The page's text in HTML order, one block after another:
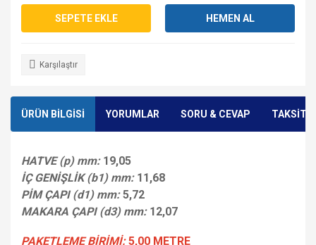
SEPETE EKLE HEMEN AL
Karşılaştır
ÜRÜN BİLGİSİ YORUMLAR SORU & CEVAP TAKSİT
HATVE (p) mm:19,05
İÇ GENİŞLİK (b1) mm:11,68
PİM ÇAPI (d1) mm:5,72
MAKARA ÇAPI (d3) mm:12,07
PAKETLEME BİRİMİ:5,00 METRE